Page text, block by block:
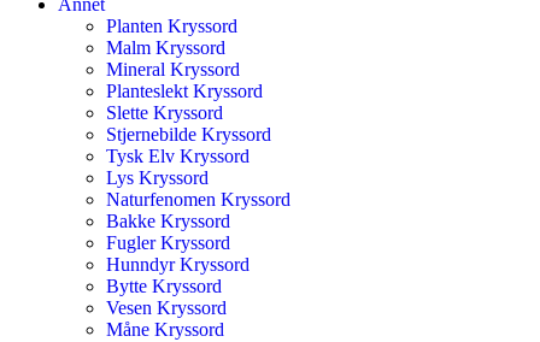
Annet
Planten Kryssord
Malm Kryssord
Mineral Kryssord
Planteslekt Kryssord
Slette Kryssord
Stjernebilde Kryssord
Tysk Elv Kryssord
Lys Kryssord
Naturfenomen Kryssord
Bakke Kryssord
Fugler Kryssord
Hunndyr Kryssord
Bytte Kryssord
Vesen Kryssord
Måne Kryssord